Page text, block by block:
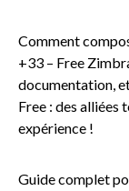
Comment
+33 – Free
documentation,
Free : des
expérience !
Guide complet